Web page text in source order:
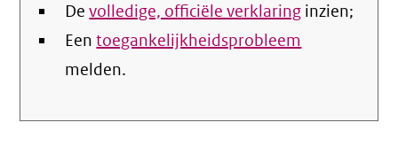
Devolledige, officiële verklaring inzien;
Eentoegankelijkheidsprobleem
melden.